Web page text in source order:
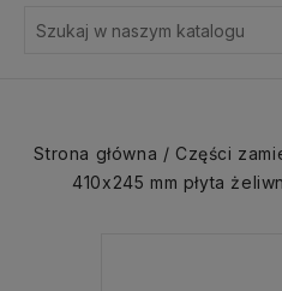
Strona główna Części
410x245 mm płyta